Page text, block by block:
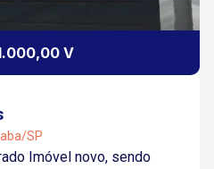
V
SP
Imóvel novo, sendo